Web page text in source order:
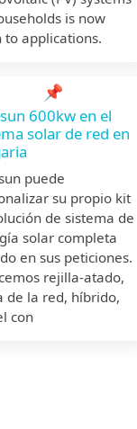
is now
to applications.
📌
600kw en el
solar de red en
puede
su propio kit
de sistema de
solar completa
en sus peticiones.
rejilla-atado,
de la red, híbrido,
con